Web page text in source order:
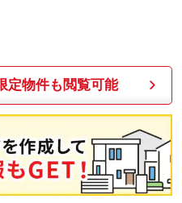
定物件も閲覧可能